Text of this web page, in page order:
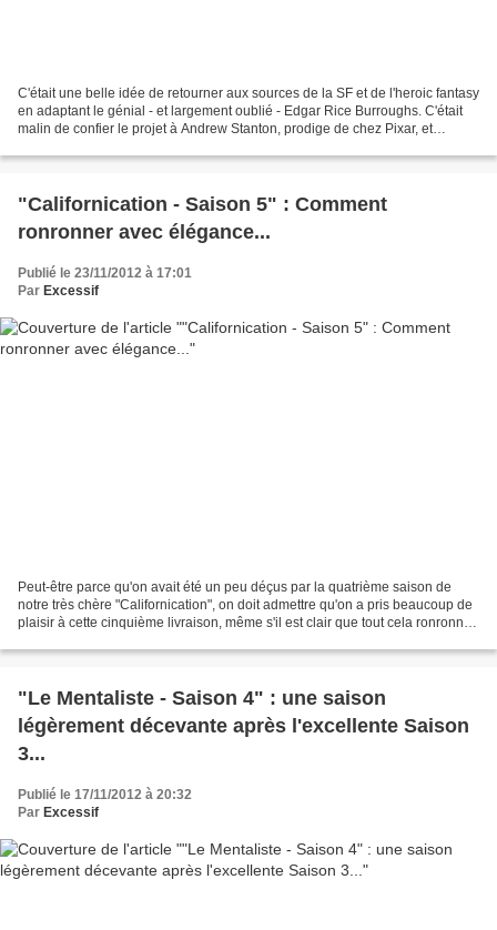
C'était une belle idée de retourner aux sources de la SF et de l'heroic fantasy
en adaptant le génial - et largement oublié - Edgar Rice Burroughs. C'était
malin de confier le projet à Andrew Stanton, prodige de chez Pixar, et
"Californication - Saison 5" : Comment
ronronner avec élégance...
Publié le 23/11/2012 à 17:01
Par Excessif
Peut-être parce qu'on avait été un peu déçus par la quatrième saison de
notre très chère "Californication", on doit admettre qu'on a pris beaucoup de
plaisir à cette cinquième livraison, même s'il est clair que tout cela ronronne
"Le Mentaliste - Saison 4" : une saison
légèrement décevante après l'excellente Saison
3...
Publié le 17/11/2012 à 20:32
Par Excessif